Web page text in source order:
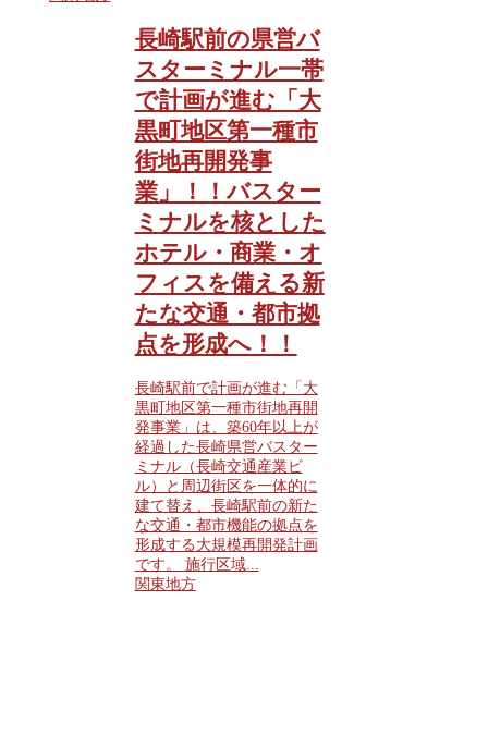
長崎駅前の県営バ
スターミナル一帯
で計画が進む「大
黒町地区第一種市
街地再開発事
業」！！バスター
ミナルを核とした
ホテル・商業・オ
フィスを備える新
たな交通・都市拠
点を形成へ！！
長崎駅前で計画が進む「大
黒町地区第一種市街地再開
発事業」は、築60年以上が
経過した長崎県営バスター
ミナル（長崎交通産業ビ
ル）と周辺街区を一体的に
建て替え、長崎駅前の新た
な交通・都市機能の拠点を
形成する大規模再開発計画
です。 施行区域...
関東地方